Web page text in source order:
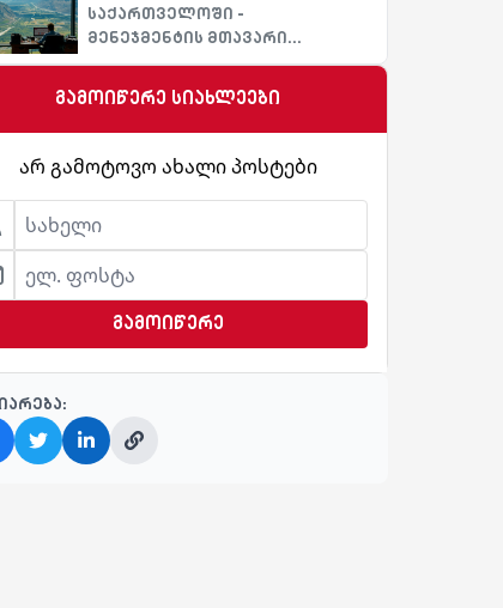
საქართველოში -
მენეჯმენტის მთავარი
გამოწვევები
გამოიწერე სიახლეები
არ გამოტოვო ახალი პოსტები
გამოიწერე